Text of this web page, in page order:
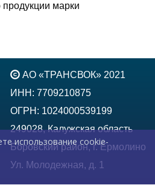
марки
АО «ТРАНСВОК» 2021
ИНН: 7709210875
ОГРН: 1024000539199
249028, Калужская область
Боровский район, г. Ермолино
Ул. Молодежная, д. 1
использование cookie-